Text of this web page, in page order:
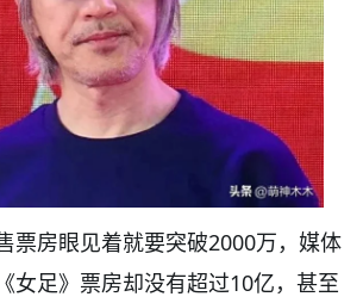
票房眼见着就要突破2000万，媒体
女足》票房却没有超过10亿，甚至